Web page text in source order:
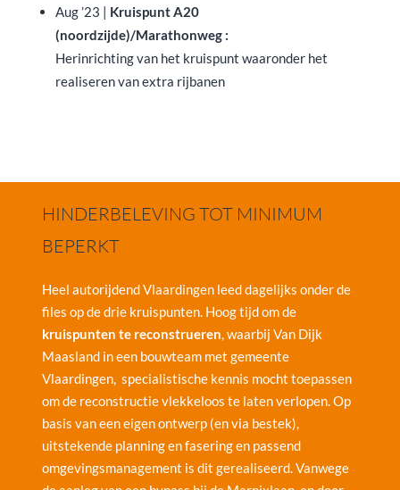
Aug ’23 | Kruispunt A20
(noordzijde)/Marathonweg :
Herinrichting van het kruispunt waaronder het
realiseren van extra rijbanen
HINDERBELEVING TOT MINIMUM
BEPERKT
Heel autorijdend Vlaardingen leed dagelijks onder de
files op de drie kruispunten. Hoog tijd om de
kruispunten te reconstrueren, waarbij Van Dijk
Maasland in een bouwteam met gemeente
Vlaardingen, specialistische kennis mocht toepassen
om de reconstructie vlekkeloos te laten verlopen. Op
basis van een eigen ontwerp (en via bestek),
uitstekende planning en fasering en passend
omgevingsmanagement is dit gerealiseerd. Vanwege